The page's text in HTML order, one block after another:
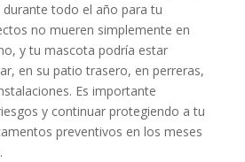
todo el año para tu
no mueren simplemente en
y tu mascota podría estar
en su patio trasero, en perreras,
Es importante
y continuar protegiendo a tu
preventivos en los meses